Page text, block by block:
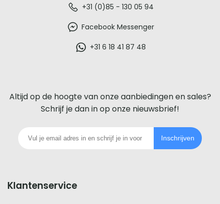
voor
iedere
telefoon
+31 (0)85 - 130 05 94
Facebook Messenger
+31 6 18 41 87 48
Altijd op de hoogte van onze aanbiedingen en sales?
Schrijf je dan in op onze nieuwsbrief!
Inschrijven
Klantenservice